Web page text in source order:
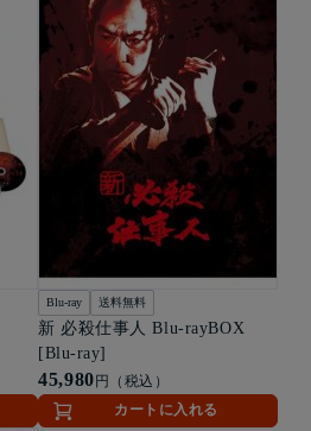
Blu-ray 送料無料
新 必殺仕事人 Blu-rayBOX
[Blu-ray]
45,980円（税込）
カートに入れる